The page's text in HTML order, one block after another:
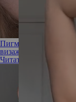
Пигменты и тинты:
визажисты
Читать полностью